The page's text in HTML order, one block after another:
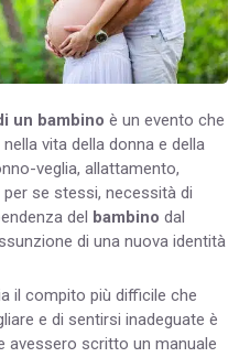
un bambino è un evento che
vita della donna e della
veglia, allattamento,
se stessi, necessità di
del bambino dal
di una nuova identità
il compito più difficile che
e di sentirsi inadeguate è
avessero scritto un manuale